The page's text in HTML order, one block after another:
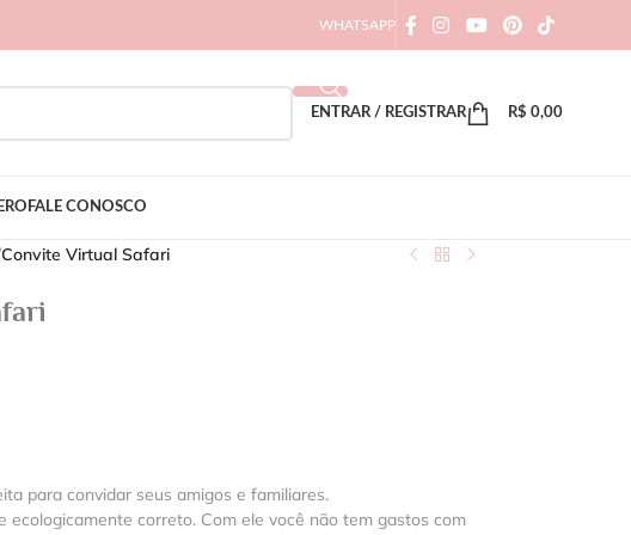
WHATSAPP
ENTRAR / REGISTRAR R$ 0,00
FALE CONOSCO
Convite Virtual Safari
para convidar seus amigos e familiares.
ecologicamente correto. Com ele você não tem gastos com